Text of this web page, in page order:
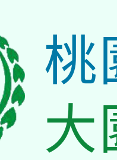
桃
大